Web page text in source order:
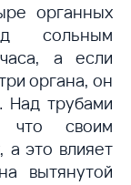
органных
сольным
а если
органа, он
Над трубами
что своим
а это влияет
вытянутой